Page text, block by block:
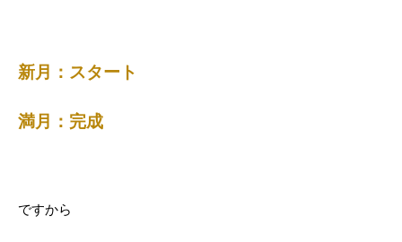
新月：スタート
満月：完成
ですから